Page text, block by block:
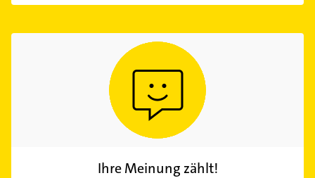
Ihre Meinung zählt!